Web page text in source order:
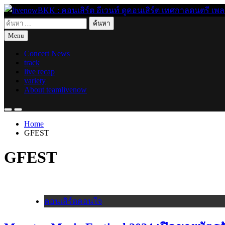
Skip
to
content
livenowBKK : คอนเสิร์ต อีเวนท์ ดูคอนเสิร์ต เทศกาลดนตรี เพลง
live for today
ค้นหา
สำหรับ:
Menu
Concert News
track
live recap
variety
About teamlivenow
Home
GFEST
GFEST
คอนเสิร์ตคอนใจ